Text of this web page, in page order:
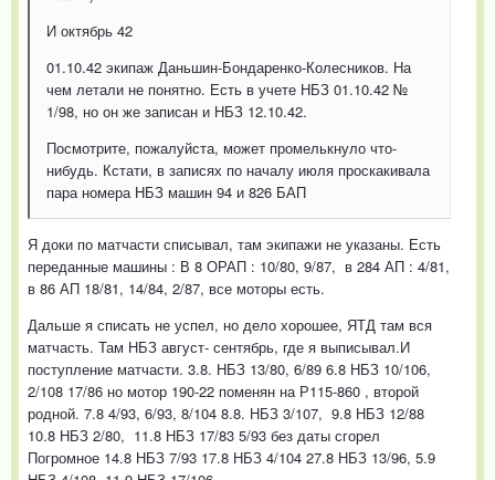
И октябрь 42
01.10.42 экипаж Даньшин-Бондаренко-Колесников. На
чем летали не понятно. Есть в учете НБЗ 01.10.42 №
1/98, но он же записан и НБЗ 12.10.42.
Посмотрите, пожалуйста, может промелькнуло что-
нибудь. Кстати, в записях по началу июля проскакивала
пара номера НБЗ машин 94 и 826 БАП
Я доки по матчасти списывал, там экипажи не указаны. Есть
переданные машины : В 8 ОРАП : 10/80, 9/87, в 284 АП : 4/81,
в 86 АП 18/81, 14/84, 2/87, все моторы есть.
Дальше я списать не успел, но дело хорошее, ЯТД там вся
матчасть. Там НБЗ август- сентябрь, где я выписывал.И
поступление матчасти. 3.8. НБЗ 13/80, 6/89 6.8 НБЗ 10/106,
2/108 17/86 но мотор 190-22 поменян на Р115-860 , второй
родной. 7.8 4/93, 6/93, 8/104 8.8. НБЗ 3/107, 9.8 НБЗ 12/88
10.8 НБЗ 2/80, 11.8 НБЗ 17/83 5/93 без даты сгорел
Погромное 14.8 НБЗ 7/93 17.8 НБЗ 4/104 27.8 НБЗ 13/96, 5.9